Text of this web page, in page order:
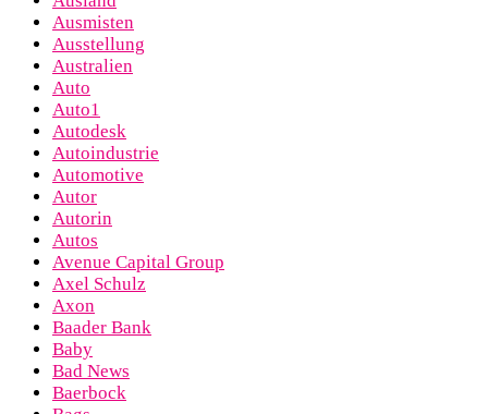
Ausmisten
Ausstellung
Australien
Auto
Auto1
Autodesk
Autoindustrie
Automotive
Autor
Autorin
Autos
Avenue Capital Group
Axel Schulz
Axon
Baader Bank
Baby
Bad News
Baerbock